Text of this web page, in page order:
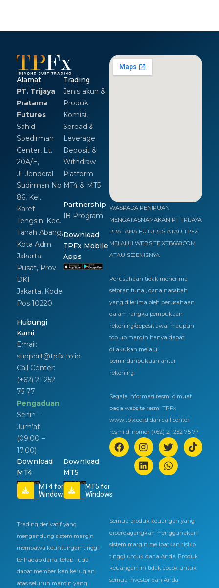
Alamat
PT. Trijaya
Pratama
Futures
Sahid
Soedirman
Center, Lt.
20A/E,
Jl. Jenderal
Sudirman No
86, Kel.
Karet
Tengsin, Kec.
Tanah Abang,
Kota Adm.
Jakarta
Pusat, Prov.
DKI
Jakarta, Kode
Pos 10220
Hubungi
Kami
Email:
support@tpfx.co.id
Call Center:
(+62) 21 252
75 77
Pengaduan
Senin –
Jum’at
(09.00 –
17.00)
Trading
Jenis akun &
Produk
Komisi,
Spread &
Leverage
Deposit &
Withdraw
Platform
MT4 & MT5
Partnership
IB Program
Download
TPFx Mobile
Apps
Download
MT4
MT4 for
Windows
Download
MT5
MT5 for
Windows
WASPADA PENIPUAN
MENGATASNAMAKAN PT TRIJAYA
PRATAMA FUTURES ATAU TPFX
MELALUI WEBSITE XTB668.COM
ATAU SEJENISNYA
Perusahaan tidak menerima
setoran tunai, dana nasabah
yang diterima oleh perusahaan
dalam rangka pembukaan
rekening/deposit awal maupun
top up margin hanya dapat
dilakukan melalui
pemindahbukuan antar
rekening.
Segala informasi resmi dimuat
pada website resmi TPFx
www.tpfx.co.id dan call center
resmi di nomor (+62) 21 252 75 77
Trading derivatif yang
mengandung sistem margin
membawa keuntungan tinggi
terhadap dana, tetapi juga
dapat memberikan kerugian
atas seluruh margin yang
Semua produk keuangan yang
diperdagangkan menggunakan
sistem margin melibatkan risiko
tinggi untuk dana Anda. Produk
keuangan ini tidak cocok untuk
semua investor dan Anda